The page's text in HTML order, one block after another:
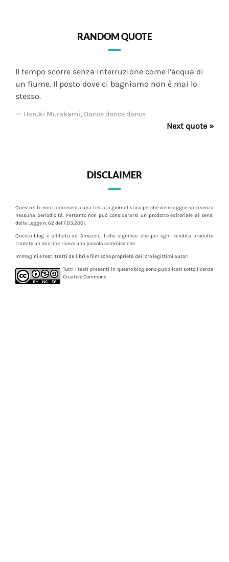
RANDOM QUOTE
Il tempo scorre senza interruzione come l’acqua di
un fiume. Il posto dove ci bagniamo non è mai lo
stesso.
— Haruki Murakami, Dance dance dance
Next quote »
DISCLAIMER
Questo sito non rappresenta una testata giornalistica perché viene aggiornato senza
nessuna periodicità. Pertanto non può considerarsi un prodotto editoriale ai sensi
della Legge n. 62 del 7.03.2001.
Questo blog è affiliato ad Amazon, il che significa che per ogni vendita prodotta
tramite un mio link ricevo una piccola commissione.
Immagini e testi tratti da libri e film sono proprietà dei loro legittimi autori
Tutti i testi presenti in questo blog sono pubblicati sotto licenza
Creative Commons